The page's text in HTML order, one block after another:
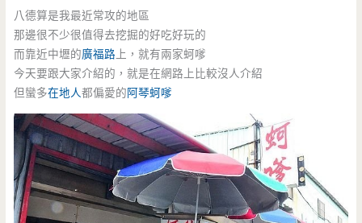
八德算是我最近常攻的地區
那邊很不少很值得去挖掘的好吃好玩的
而靠近中壢的廣福路 上，就有兩家蚵嗲
今天要跟大家介紹的，就是在網路上比較沒人介紹
但蠻多在地人都偏愛的阿琴蚵嗲